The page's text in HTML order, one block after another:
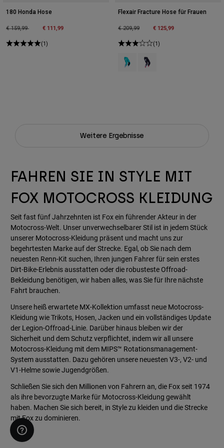
180 Honda Hose
Price reduced from
€ 159,99to € 111,99
(1)
Flexair Fracture Hose für Frauen
Price reduced from
€ 209,99to € 125,99
(1)
Product swatch type of Aqua
Product swatch type of
Weitere Ergebnisse
FAHREN SIE IN STYLE MIT
FOX MOTOCROSS KLEIDUNG
Seit fast fünf Jahrzehnten ist Fox ein führender Akteur in der
Motocross-Welt. Unser unverwechselbarer Stil ist in jedem Stück
unserer Motocross-Kleidung präsent und macht uns zur
begehrtesten Marke auf der Strecke. Egal, ob Sie nach dem
neuesten Renn-Kit suchen, Ihren jungen Fahrer für sein erstes
Dirt-Bike-Erlebnis ausstatten oder die robusteste Offroad-
Bekleidung benötigen, wir haben alles, was Sie für Ihre nächste
Fahrt brauchen.
Unsere heiß erwartete MX-Kollektion umfasst neue Motocross-
Kleidung wie Trikots, Hosen, Jacken und ein vollständiges Update
der Legion-Offroad-Linie. Darüber hinaus bleiben wir der
Sicherheit und dem Schutz verpflichtet, indem wir all unsere
Motocross-Kleidung mit dem MIPS™ Rotationsmanagement-
System ausstatten. Dazu gehören unsere neuesten V3-, V2- und
V1-Helme sowie Jugendgrößen.
Schließen Sie sich den Millionen von Fahrern an, die Fox seit 1974
als ihre bevorzugte Marke für Motocross-Kleidung gewählt
haben. Machen Sie sich bereit, in Style zu kleiden und die Strecke
mit Fox zu dominieren.